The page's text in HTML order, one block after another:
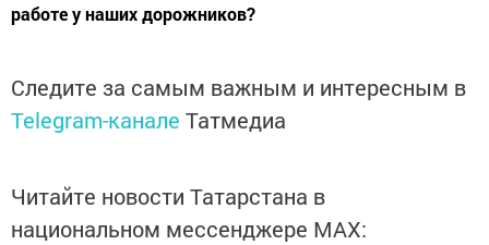
работе у наших дорожников?
Следите за самым важным и интересным в
Telegram-канале Татмедиа
Читайте новости Татарстана в
национальном мессенджере MАХ: